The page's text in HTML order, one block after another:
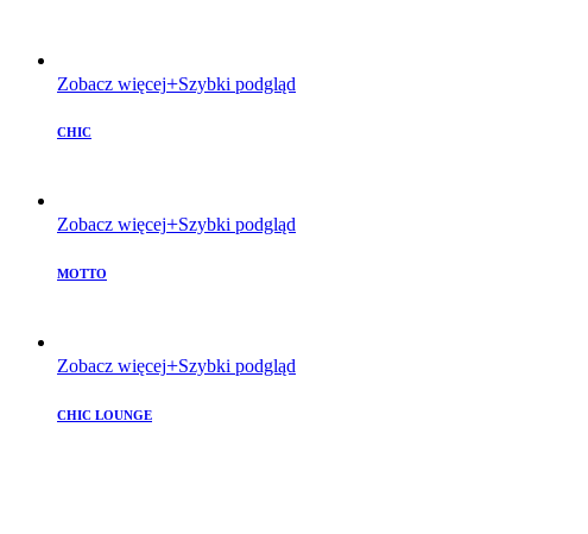
Zobacz więcej Szybki podgląd
CHIC
Zobacz więcej Szybki podgląd
MOTTO
Zobacz więcej Szybki podgląd
CHIC LOUNGE